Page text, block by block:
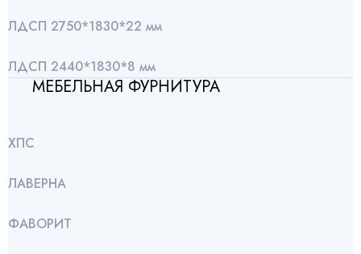
ЛДСП 2750*1830*22 мм
ЛДСП 2440*1830*8 мм
МЕБЕЛЬНАЯ ФУРНИТУРА
ХПС
ЛАВЕРНА
ФАВОРИТ